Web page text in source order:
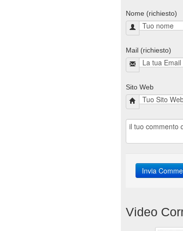
Nome (richiesto)
Mail (richiesto)
Sito Web
Video